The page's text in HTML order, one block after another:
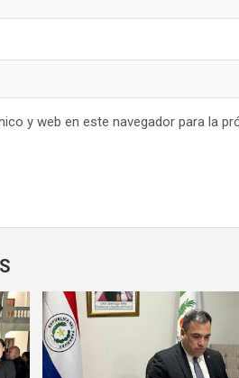
y web en este navegador para la